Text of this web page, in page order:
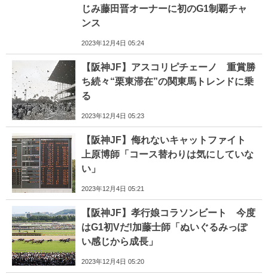
じみ藤田晋オーナーに初のG1制覇チャ
ンス
2023年12月4日 05:24
【阪神JF】アスコリピチェーノ 重賞勝
ち続々“栗東滞在”の関東馬トレンドに乗
る
2023年12月4日 05:23
【阪神JF】侮れないキャットファイト
上原博師「コース替わりは気にしていな
い」
2023年12月4日 05:21
【阪神JF】孝行娘コラソンビート 今度
はG1初Vだ!加藤士師「ぬいぐるみっぽ
い感じから成長」
2023年12月4日 05:20